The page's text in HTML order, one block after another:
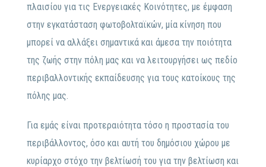
πλαισίου για τις Ενεργειακές Κοινότητες, με έμφαση
στην εγκατάσταση φωτοβολταϊκών, μία κίνηση που
μπορεί να αλλάξει σημαντικά και άμεσα την ποιότητα
της ζωής στην πόλη μας και να λειτουργήσει ως πεδίο
περιβαλλοντικής εκπαίδευσης για τους κατοίκους της
πόλης μας.
Για εμάς είναι προτεραιότητα τόσο η προστασία του
περιβάλλοντος, όσο και αυτή του δημόσιου χώρου με
κυρίαρχο στόχο την βελτίωσή του για την βελτίωση και